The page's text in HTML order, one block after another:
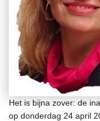
Het is bijna zover: de
op donderdag 24 april